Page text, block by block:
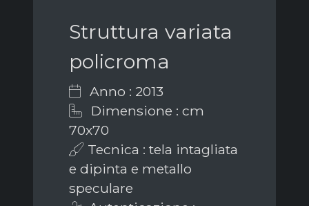
Struttura variata
policroma
Anno : 2013
Dimensione : cm
70x70
Tecnica : tela intagliata
e dipinta e metallo
speculare